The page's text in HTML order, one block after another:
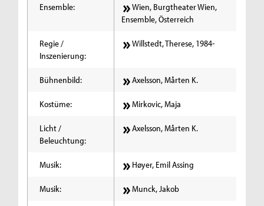
Ensemble:
Wien, Burgtheater Wien,
Ensemble, Österreich
Regie /
Inszenierung:
Willstedt, Therese, 1984-
Bühnenbild: Axelsson, Mårten K.
Kostüme: Mirkovic, Maja
Licht /
Beleuchtung:
Axelsson, Mårten K.
Musik: Høyer, Emil Assing
Musik: Munck, Jakob